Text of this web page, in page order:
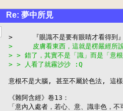
Re: 夢中所見
>     皮膚看東西，這就是楞嚴經所
> > 錯了，其實不是「識」而是「意
> > 人看了就霧沙沙 :Q
意根不是大腦, 甚至不屬於色法, 這
《雜阿含經》卷13：
「意內入處者，若心、意、識非色，